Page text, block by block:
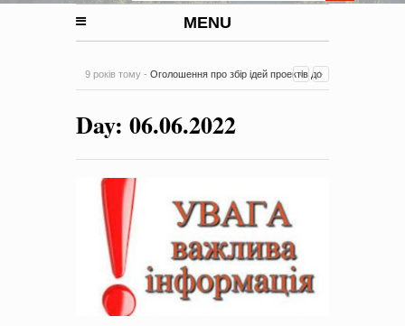
MENU
9 років тому - Оголошення про збір ідей проектів до
на період 2018 – 2020 роки Оголошення про збір ідей
проектів
0 Коментарів
Day: 06.06.2022